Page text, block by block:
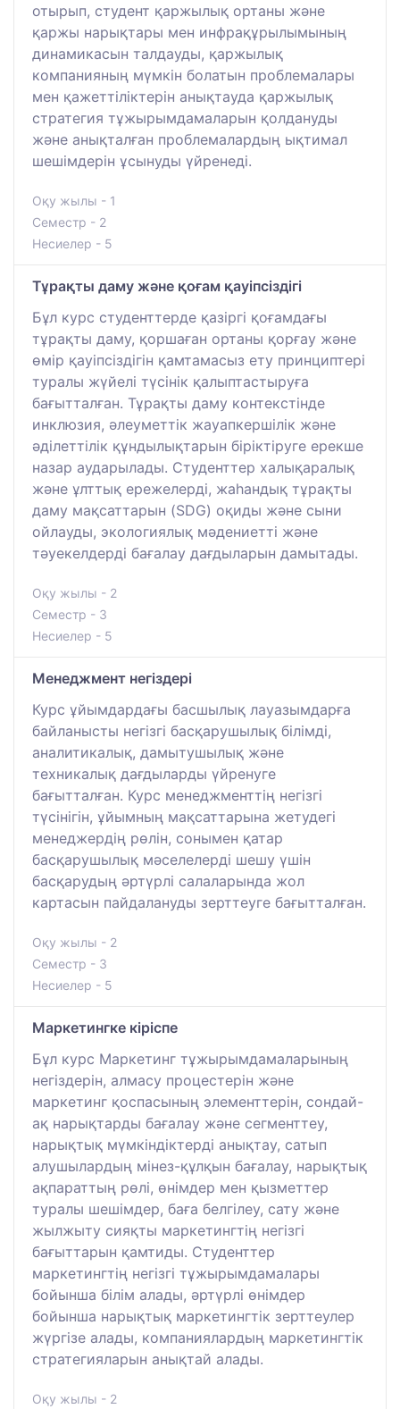
отырып, студент қаржылық ортаны және
қаржы нарықтары мен инфрақұрылымының
динамикасын талдауды, қаржылық
компанияның мүмкін болатын проблемалары
мен қажеттіліктерін анықтауда қаржылық
стратегия тұжырымдамаларын қолдануды
және анықталған проблемалардың ықтимал
шешімдерін ұсынуды үйренеді.
Оқу жылы - 1
Семестр - 2
Несиелер - 5
Тұрақты даму және қоғам қауіпсіздігі
Бұл курс студенттерде қазіргі қоғамдағы
тұрақты даму, қоршаған ортаны қорғау және
өмір қауіпсіздігін қамтамасыз ету принциптері
туралы жүйелі түсінік қалыптастыруға
бағытталған. Тұрақты даму контекстінде
инклюзия, әлеуметтік жауапкершілік және
әділеттілік құндылықтарын біріктіруге ерекше
назар аударылады. Студенттер халықаралық
және ұлттық ережелерді, жаһандық тұрақты
даму мақсаттарын (SDG) оқиды және сыни
ойлауды, экологиялық мәдениетті және
тәуекелдерді бағалау дағдыларын дамытады.
Оқу жылы - 2
Семестр - 3
Несиелер - 5
Менеджмент негіздері
Курс ұйымдардағы басшылық лауазымдарға
байланысты негізгі басқарушылық білімді,
аналитикалық, дамытушылық және
техникалық дағдыларды үйренуге
бағытталған. Курс менеджменттің негізгі
түсінігін, ұйымның мақсаттарына жетудегі
менеджердің рөлін, сонымен қатар
басқарушылық мәселелерді шешу үшін
басқарудың әртүрлі салаларында жол
картасын пайдалануды зерттеуге бағытталған.
Оқу жылы - 2
Семестр - 3
Несиелер - 5
Маркетингке кіріспе
Бұл курс Маркетинг тұжырымдамаларының
негіздерін, алмасу процестерін және
маркетинг қоспасының элементтерін, сондай-
ақ нарықтарды бағалау және сегменттеу,
нарықтық мүмкіндіктерді анықтау, сатып
алушылардың мінез-құлқын бағалау, нарықтық
ақпараттың рөлі, өнімдер мен қызметтер
туралы шешімдер, баға белгілеу, сату және
жылжыту сияқты маркетингтің негізгі
бағыттарын қамтиды. Студенттер
маркетингтің негізгі тұжырымдамалары
бойынша білім алады, әртүрлі өнімдер
бойынша нарықтық маркетингтік зерттеулер
жүргізе алады, компаниялардың маркетингтік
стратегияларын анықтай алады.
Оқу жылы - 2